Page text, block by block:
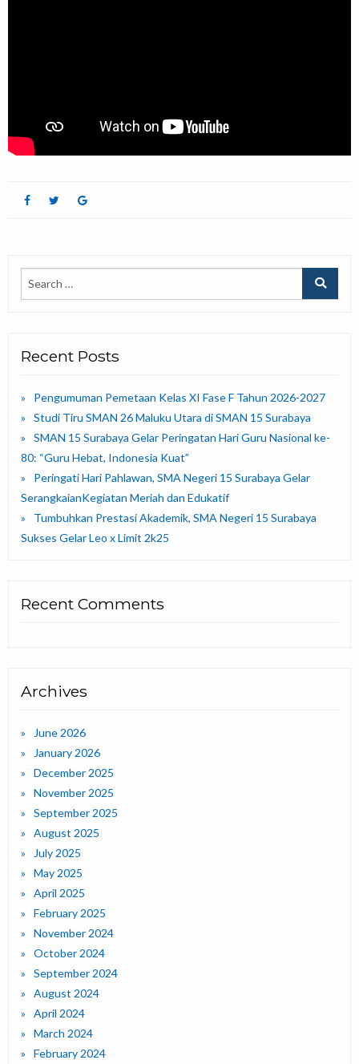
Recent Posts
Pengumuman Pemetaan Kelas XI Fase F Tahun 2026-2027
Studi Tiru SMAN 26 Maluku Utara di SMAN 15 Surabaya
SMAN 15 Surabaya Gelar Peringatan Hari Guru Nasional ke-
80: “Guru Hebat, Indonesia Kuat”
Peringati Hari Pahlawan, SMA Negeri 15 Surabaya Gelar
SerangkaianKegiatan Meriah dan Edukatif
Tumbuhkan Prestasi Akademik, SMA Negeri 15 Surabaya
Sukses Gelar Leo x Limit 2k25
Recent Comments
Archives
June 2026
January 2026
December 2025
November 2025
September 2025
August 2025
July 2025
May 2025
April 2025
February 2025
November 2024
October 2024
September 2024
August 2024
April 2024
March 2024
February 2024